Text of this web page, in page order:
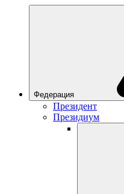
Федерация
Президент
Президиум